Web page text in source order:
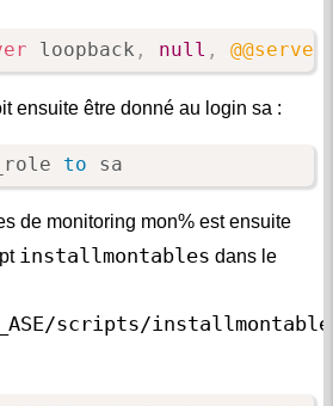
loopback , null ,
ensuite être donné au login sa :
to sa
de monitoring mon% est ensuite
installmontables dans le
scripts/